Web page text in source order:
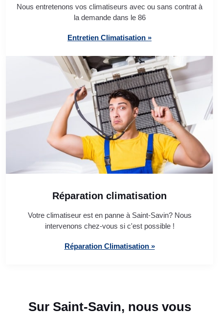
Nous entretenons vos climatiseurs avec ou sans contrat à
la demande dans le 86
Entretien Climatisation »
Réparation climatisation
Votre climatiseur est en panne à Saint-Savin? Nous
intervenons chez-vous si c'est possible !
Réparation Climatisation »
Sur Saint-Savin, nous vous